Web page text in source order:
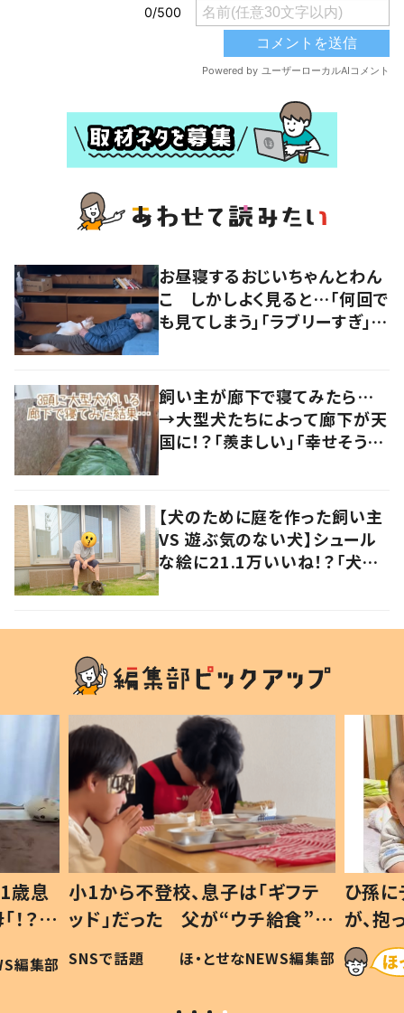
お昼寝するおじいちゃんとわん
こ しかしよく見ると…「何回で
も見てしまう」「ラブリーすぎ」の
飼い主が廊下で寝てみたら…
→大型犬たちによって廊下が天
国に！？「羨ましい」「幸せそう」
【犬のために庭を作った飼い主
VS 遊ぶ気のない犬】シュール
な絵に21.1万いいね！？「犬の
歳息
？」
編集部
小1から不登校、息子は「ギフテ
ッド」だった 父が“ウチ給食”を
作り続ける理由とは #令和の親
#令和の子
SNSで話題 ほ・とせなNEWS編集部
ひ孫
が、
「涙が
い」